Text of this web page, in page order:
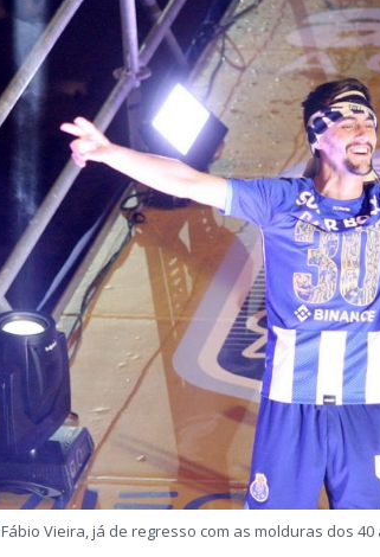
Fábio Vieira, já de regresso com as molduras dos